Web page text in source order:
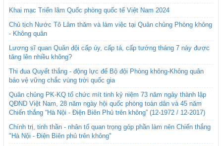
Khai mạc Triển lãm Quốc phòng quốc tế Việt Nam 2024
Chủ tịch Nước Tô Lâm thăm và làm việc tại Quân chủng Phòng không
- Không quân
Lương sĩ quan Quân đội cấp úy, cấp tá, cấp tướng tháng 7 này được
tăng lên nhiều không?
Thi đua Quyết thắng - động lực để Bộ đội Phòng không-Không quân
bảo vệ vững chắc vùng trời quốc gia
Quân chủng PK-KQ tổ chức mít tinh kỷ niệm 73 năm ngày thành lập
QĐND Việt Nam, 28 năm ngày hội quốc phòng toàn dân và 45 năm
Chiến thắng “Hà Nội - Điện Biên Phủ trên không” (12-1972 / 12-2017)
Chính trị, tinh thần - nhân tố quan trọng góp phần làm nên Chiến thắng
"Hà Nội - Điện Biên phủ trên không"